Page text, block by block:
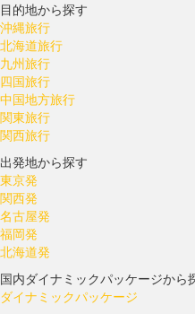
目的地から探す
沖縄旅行
北海道旅行
九州旅行
四国旅行
中国地方旅行
関東旅行
関西旅行
出発地から探す
東京発
関西発
名古屋発
福岡発
北海道発
国内ダイナミックパッケージから
ダイナミックパッケージ